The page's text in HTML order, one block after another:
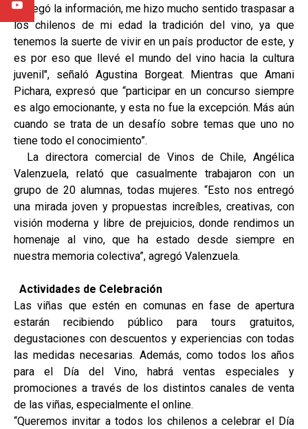
entregó la información, me hizo mucho sentido traspasar a
los chilenos de mi edad la tradición del vino, ya que
tenemos la suerte de vivir en un país productor de este, y
es por eso que llevé el mundo del vino hacia la cultura
juvenil", señaló Agustina Borgeat. Mientras que Amani
Pichara, expresó que “participar en un concurso siempre
es algo emocionante, y esta no fue la excepción. Más aún
cuando se trata de un desafío sobre temas que uno no
tiene todo el conocimiento”.
La directora comercial de Vinos de Chile, Angélica
Valenzuela, relató que casualmente trabajaron con un
grupo de 20 alumnas, todas mujeres. “Esto nos entregó
una mirada joven y propuestas increíbles, creativas, con
visión moderna y libre de prejuicios, donde rendimos un
homenaje al vino, que ha estado desde siempre en
nuestra memoria colectiva”, agregó Valenzuela.
Actividades de Celebración
Las viñas que estén en comunas en fase de apertura
estarán recibiendo público para tours gratuitos,
degustaciones con descuentos y experiencias con todas
las medidas necesarias. Además, como todos los años
para el Día del Vino, habrá ventas especiales y
promociones a través de los distintos canales de venta
de las viñas, especialmente el online.
“Queremos invitar a todos los chilenos a celebrar el Día